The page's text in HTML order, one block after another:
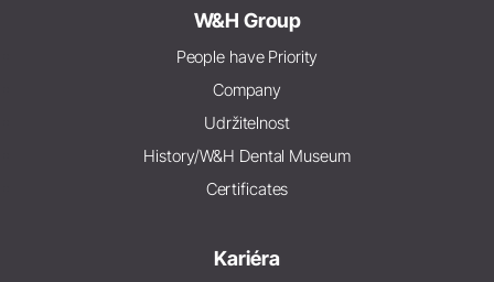
W&H Group
People have Priority
Company
Udržitelnost
History/W&H Dental Museum
Certificates
Kariéra